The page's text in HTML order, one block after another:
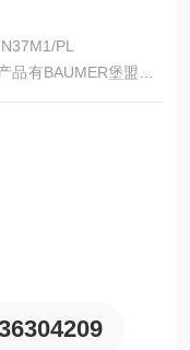
PL
有BAUMER堡盟、B
控制器、BAUMER
放大器、BAUMER